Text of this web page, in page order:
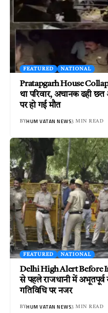
FEATURED NATIONAL
Pratapgarh House
था परिवार, अचानक ढही
पर हो गई मौत
BYHUM VATAN NEWS3 MIN READ
FEATURED NATIONAL
Delhi High Alert Before
से पहले राजधानी में अभूतपूर्व
गतिविधि पर नजर
BYHUM VATAN NEWS3 MIN READ